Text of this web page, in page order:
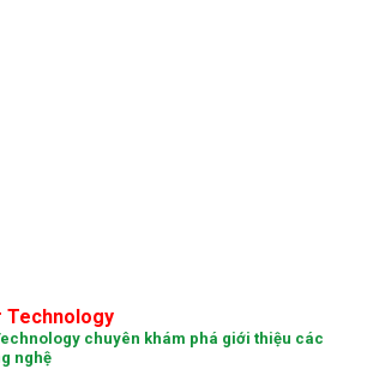
Technology
chuyên khám phá giới thiệu các
nghệ